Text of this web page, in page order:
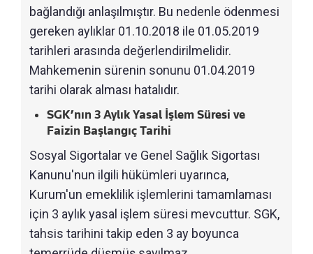
bağlandığı anlaşılmıştır. Bu nedenle ödenmesi
gereken aylıklar 01.10.2018 ile 01.05.2019
tarihleri arasında değerlendirilmelidir.
Mahkemenin sürenin sonunu 01.04.2019
tarihi olarak alması hatalıdır.
SGK’nın 3 Aylık Yasal İşlem Süresi ve
Faizin Başlangıç Tarihi
Sosyal Sigortalar ve Genel Sağlık Sigortası
Kanunu'nun ilgili hükümleri uyarınca,
Kurum'un emeklilik işlemlerini tamamlaması
için 3 aylık yasal işlem süresi mevcuttur. SGK,
tahsis tarihini takip eden 3 ay boyunca